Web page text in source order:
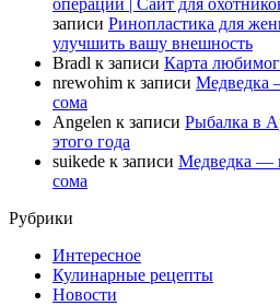
операции | Сайт для
записи Ринопластика для
улучшить вашу внешность
Bradl к записи Карта
nrewohim к записи Медведка
сома
Angelen к записи Рыбалка в
этого года
suikede к записи Медведка —
сома
Рубрики
Интересное
Кулинарные рецепты
Новости